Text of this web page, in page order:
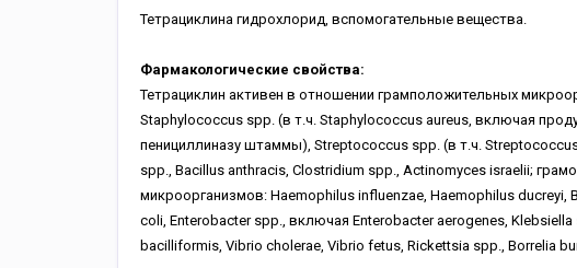
Тетрациклина гидрохлорид, вспомогательные вещества.
Фармакологические свойства:
Тетрациклин активен в отношении грамположительных
Staphylococcus spp. (в т.ч. Staphylococcus aureus, включая
пенициллиназу штаммы), Streptococcus spp. (в т.ч.
spp., Bacillus anthracis, Clostridium spp., Actinomyces israelii;
микроорганизмов: Haemophilus influenzae, Haemophilus
coli, Enterobacter spp., включая Enterobacter aerogenes,
bacilliformis, Vibrio cholerae, Vibrio fetus, Rickettsia spp., Borrelia